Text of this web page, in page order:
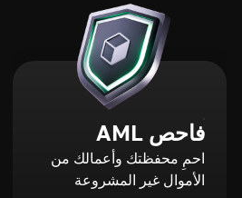
فاحص AML
احمِ محفظتك وأعمالك من
الأموال غير المشروعة